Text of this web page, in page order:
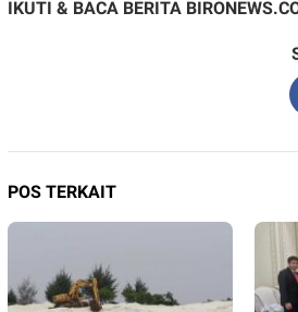
IKUTI & BACA BERITA
POS TERKAIT